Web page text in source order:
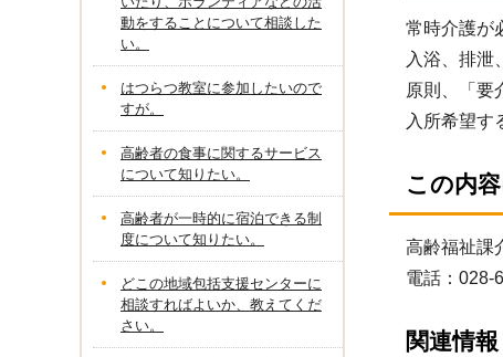
常時介護が
入浴、排泄
原則、「要
入所希望す
この内
高齢福祉課
電話：
関連情報
動をすることについて相談した
い。
はつらつ教室に参加したいので
すが。
高齢者の食事に関するサービス
について知りたい。
高齢者が一時的に宿泊できる制
度について知りたい。
どこの地域包括支援センターに
相談すればよいか、教えてくだ
さい。